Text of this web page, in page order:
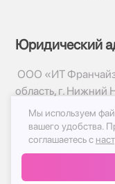
Юридический
ООО «ИТ
область, г. Нижний
© 2017-2026г,
Политика
Публичная оферта
Мы используем
вашего удобства.
соглашаетесь с